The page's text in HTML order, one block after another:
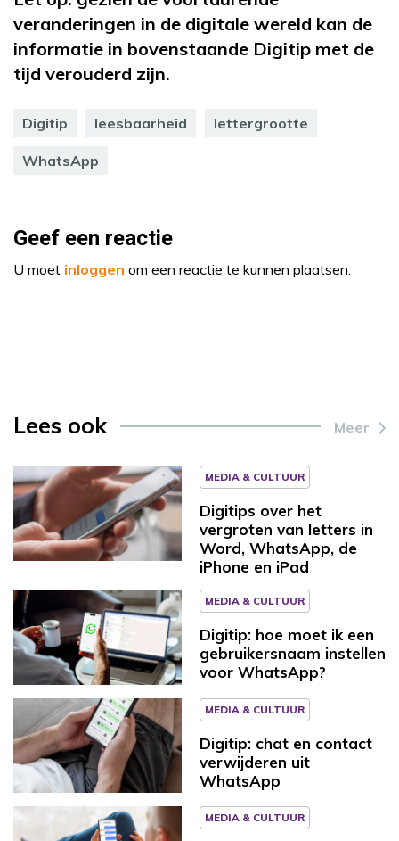
veranderingen in de digitale wereld kan de
informatie in bovenstaande Digitip met de
tijd verouderd zijn.
Digitip leesbaarheid lettergrootte
WhatsApp
Geef een reactie
U moet inloggen om een reactie te kunnen plaatsen.
Lees ook Meer
MEDIA & CULTUUR
Digitips over het
vergroten van letters in
Word, WhatsApp, de
iPhone en iPad
MEDIA & CULTUUR
Digitip: hoe moet ik een
gebruikersnaam instellen
voor WhatsApp?
MEDIA & CULTUUR
Digitip: chat en contact
verwijderen uit
WhatsApp
MEDIA & CULTUUR